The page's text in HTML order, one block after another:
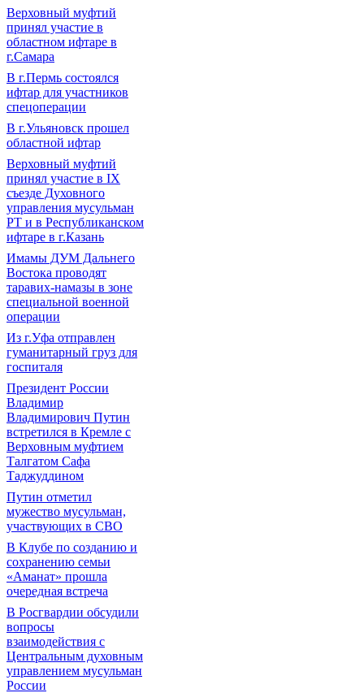
Верховный муфтий
принял участие в
областном ифтаре в
г.Самара
В г.Пермь состоялся
ифтар для участников
спецоперации
В г.Ульяновск прошел
областной ифтар
Верховный муфтий
принял участие в IХ
съезде Духовного
управления мусульман
РТ и в Республиканском
ифтаре в г.Казань
Имамы ДУМ Дальнего
Востока проводят
таравих-намазы в зоне
специальной военной
операции
Из г.Уфа отправлен
гуманитарный груз для
госпиталя
Президент России
Владимир
Владимирович Путин
встретился в Кремле с
Верховным муфтием
Талгатом Сафа
Таджуддином
Путин отметил
мужество мусульман,
участвующих в СВО
В Клубе по созданию и
сохранению семьи
«Аманат» прошла
очередная встреча
В Росгвардии обсудили
вопросы
взаимодействия с
Центральным духовным
управлением мусульман
России